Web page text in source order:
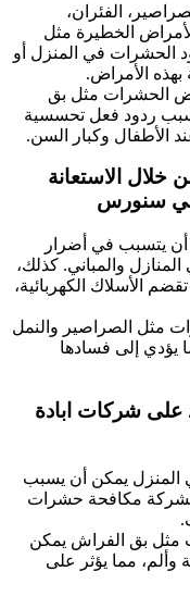
الفئران،
الخطيرة مثل
الحشرات في المنزل أو
الأمراض.
الحشرات مثل بق
ردود فعل تحسسية
الأطفال وكبار السن.
خلال الاستعانة
سنورس
أن يتسبب في أضرار
والمباني. كذلك،
الأسلاك الكهربائية،
مثل الصراصير والنمل
يؤدي إلى فسادها
على شركات ابادة
يمكن أن يسبب
بشركة مكافحة حشرات
مثل بق الفراش يمكن
وألم، مما يؤثر على